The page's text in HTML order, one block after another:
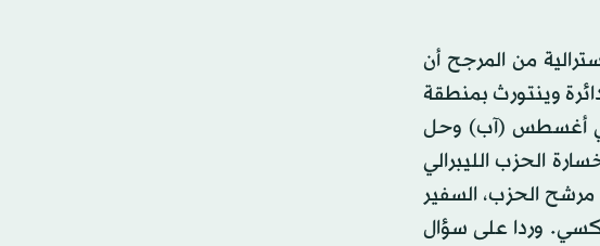
من المرجح أن
وينتورث بمنطقة
في أغسطس (آب) وحل
الحزب الليبرالي
للصحافيين بأن مرشح الحزب، السفير
وردا على سؤال